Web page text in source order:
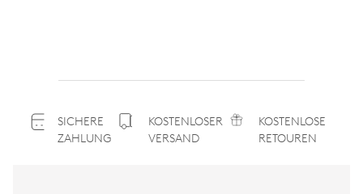
SICHERE
ZAHLUNG
KOSTENLOSER
VERSAND
KOSTENLOSE
RETOUREN